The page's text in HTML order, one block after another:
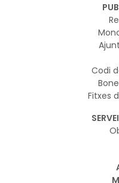
Codi
Fitxes